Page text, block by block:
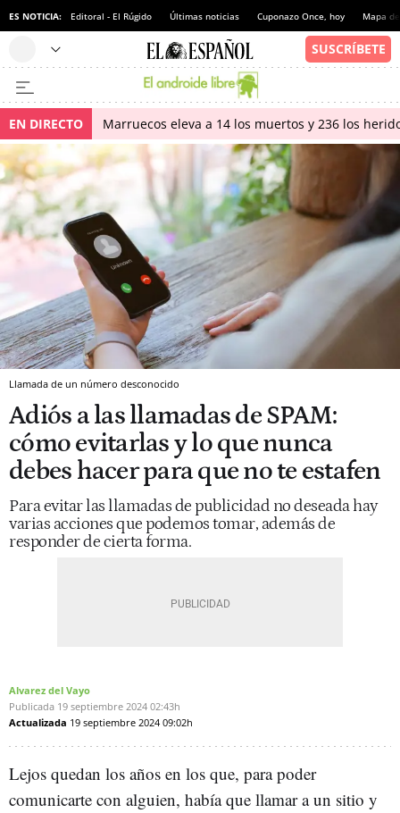
ES NOTICIA: Editoral - El Rúgido Últimas noticias Cuponazo Once, hoy Mapa
EN DIRECTO Marruecos eleva a 14 los muertos y 236 los
Llamada de un número desconocido
Adiós a las llamadas de SPAM:
cómo evitarlas y lo que nunca
debes hacer para que no te estafen
Para evitar las llamadas de publicidad no deseada hay
varias acciones que podemos tomar, además de
responder de cierta forma.
Alvarez del Vayo
Publicada 19 septiembre 2024 02:43h
Actualizada 19 septiembre 2024 09:02h
Lejos quedan los años en los que, para poder
comunicarte con alguien, había que llamar a un sitio y